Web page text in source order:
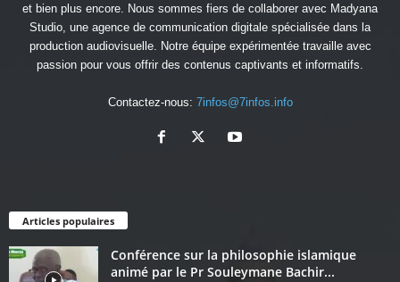
et bien plus encore. Nous sommes fiers de collaborer avec Madyana
Studio, une agence de communication digitale spécialisée dans la
production audiovisuelle. Notre équipe expérimentée travaille avec
passion pour vous offrir des contenus captivants et informatifs.
Contactez-nous: 7infos@7infos.info
Articles populaires
Conférence sur la philosophie islamique
animé par le Pr Souleymane Bachir...